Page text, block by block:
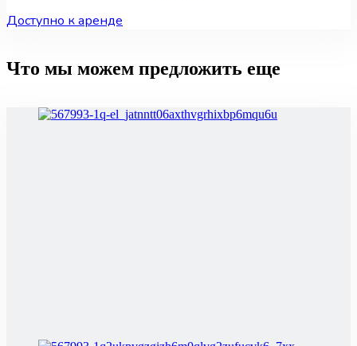
Доступно к аренде
Что мы можем предложить еще